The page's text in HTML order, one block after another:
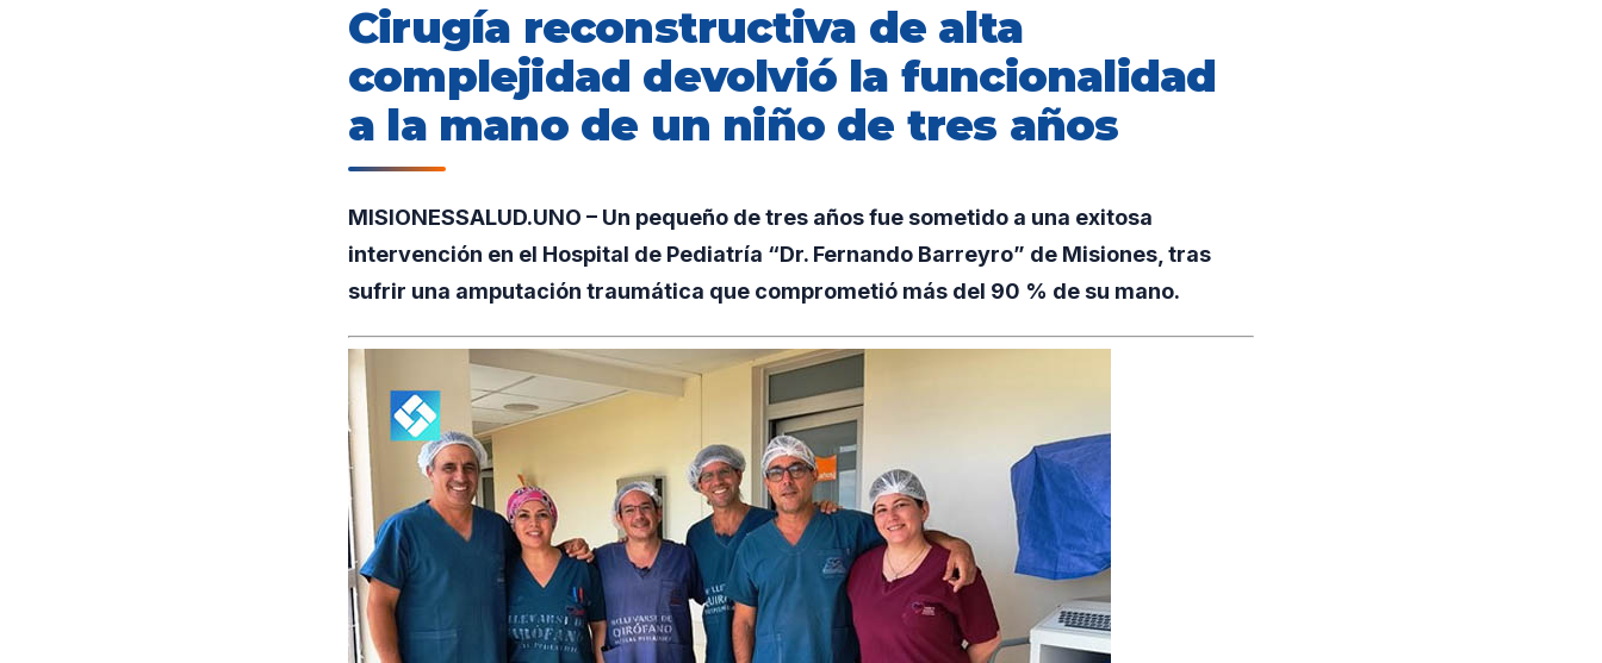
Cirugía reconstructiva de alta
complejidad devolvió la funcionalidad
a la mano de un niño de tres años
MISIONESSALUD.UNO – Un pequeño de tres años fue sometido a una exitosa
intervención en el Hospital de Pediatría “Dr. Fernando Barreyro” de Misiones, tras
sufrir una amputación traumática que comprometió más del 90 % de su mano.